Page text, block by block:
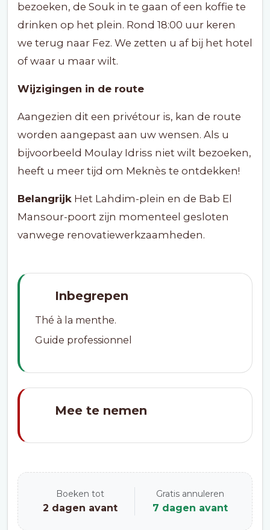
bezoeken, de Souk in te gaan of een koffie te
drinken op het plein. Rond 18:00 uur keren
we terug naar Fez. We zetten u af bij het hotel
of waar u maar wilt.
Wijzigingen in de route
Aangezien dit een privétour is, kan de route
worden aangepast aan uw wensen. Als u
bijvoorbeeld Moulay Idriss niet wilt bezoeken,
heeft u meer tijd om Meknès te ontdekken!
Belangrijk Het Lahdim-plein en de Bab El
Mansour-poort zijn momenteel gesloten
vanwege renovatiewerkzaamheden.
Inbegrepen
Thé à la menthe.
Guide professionnel
Mee te nemen
Boeken tot
2 dagen avant
Gratis annuleren
7 dagen avant